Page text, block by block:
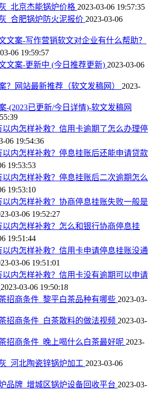
_北京杰能锅炉价格 2023-03-06 19:57:35
_合肥锅炉防火泥报价 2023-03-06
文案-写作营销软文对企业有什么帮助？
06 19:59:57
文案-更新中 (今日推荐更新) 2023-03-06
？网站最新推荐（软文发稿网） 2023-
-(2023已更新/今日详情)-软文发稿网
以内怎样补救？信用卡逾期了怎么办理停
06 19:54:36
以内怎样补救？停息挂账后还能申请贷款
19:53:53
以内怎样补救？停息挂账后二次逾期怎么
19:53:10
以内怎样补救？协商停息挂账失败一般是
03-06 19:52:27
以内怎样补救？怎么和银行协商停息挂
19:51:44
以内怎样补救？信用卡申请停息挂账没通
03-06 19:51:01
以内怎样补救？信用卡没有逾期可以申请
2023-03-06 19:50:18
招商条件_黎平白茶品种有哪些 2023-03-
招商条件_白茶散料的做法视频 2023-03-
招商条件_晚上喝什么白茶最好呢 2023-
_河北陶瓷锌锅炉加工 2023-03-06
品牌_增城区锅炉设备回收平台 2023-03-